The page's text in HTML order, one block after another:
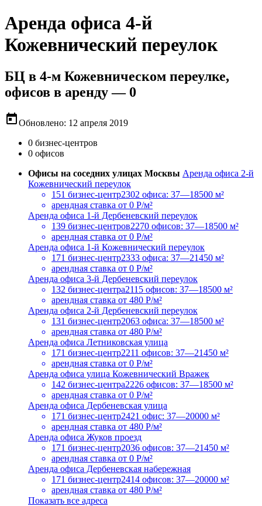
Аренда офиса 4-й
Кожевнический переулок
БЦ в 4-м Кожевническом переулке,
офисов в аренду — 0
todayОбновлено: 12 апреля 2019
0 бизнес-центров
0 офисов
Офисы на соседних улицах Москвы Аренда офиса 2-й
Кожевнический переулок
151 бизнес-центр2302 офиса: 37—18500 м²
арендная ставка от 0 Р/м²
Аренда офиса 1-й Дербеневский переулок
139 бизнес-центров2270 офисов: 37—18500 м²
арендная ставка от 0 Р/м²
Аренда офиса 1-й Кожевнический переулок
171 бизнес-центр2333 офиса: 37—21450 м²
арендная ставка от 0 Р/м²
Аренда офиса 3-й Дербеневский переулок
132 бизнес-центра2115 офисов: 37—18500 м²
арендная ставка от 480 Р/м²
Аренда офиса 2-й Дербеневский переулок
131 бизнес-центр2063 офиса: 37—18500 м²
арендная ставка от 480 Р/м²
Аренда офиса Летниковская улица
171 бизнес-центр2211 офисов: 37—21450 м²
арендная ставка от 0 Р/м²
Аренда офиса улица Кожевнический Вражек
142 бизнес-центра2226 офисов: 37—18500 м²
арендная ставка от 0 Р/м²
Аренда офиса Дербеневская улица
171 бизнес-центр2421 офис: 37—20000 м²
арендная ставка от 480 Р/м²
Аренда офиса Жуков проезд
171 бизнес-центр2036 офисов: 37—21450 м²
арендная ставка от 0 Р/м²
Аренда офиса Дербеневская набережная
171 бизнес-центр2414 офисов: 37—20000 м²
арендная ставка от 480 Р/м²
Показать все адреса